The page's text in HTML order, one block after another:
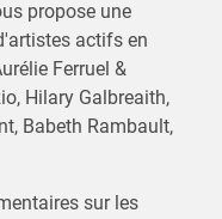
propose une
actifs en
Ferruel &
Hilary Galbreaith,
Babeth Rambault,
sur les